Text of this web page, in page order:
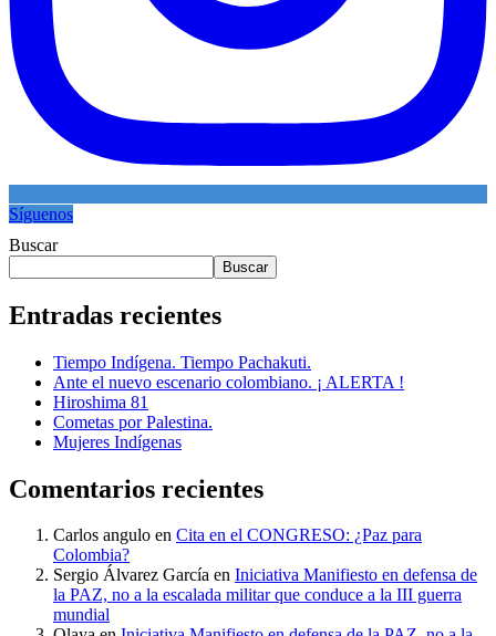
Síguenos
Buscar
Buscar
Entradas recientes
Tiempo Indígena. Tiempo Pachakuti.
Ante el nuevo escenario colombiano. ¡ ALERTA !
Hiroshima 81
Cometas por Palestina.
Mujeres Indígenas
Comentarios recientes
Carlos angulo en Cita en el CONGRESO: ¿Paz para
Colombia?
Sergio Álvarez García en Iniciativa Manifiesto en defensa de
la PAZ, no a la escalada militar que conduce a la III guerra
mundial